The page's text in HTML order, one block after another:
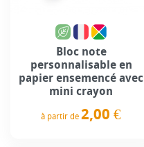
Bloc note
personnalisable en
papier ensemencé avec
mini crayon
à partir de 2,00 €